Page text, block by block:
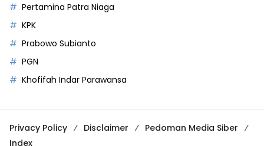
Pertamina Patra Niaga
KPK
Prabowo Subianto
PGN
Khofifah Indar Parawansa
Privacy Policy Disclaimer
Pedoman Media Siber
Index